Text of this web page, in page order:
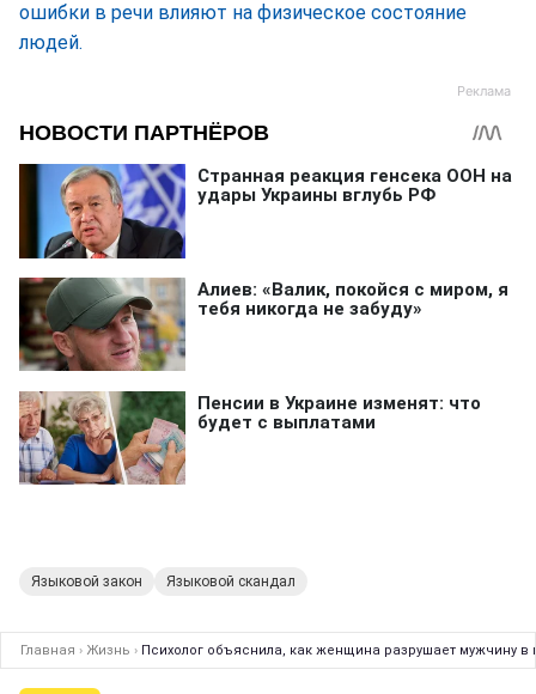
ошибки в речи влияют на физическое состояние
людей.
Языковой закон Языковой скандал
Главная › Жизнь › Психолог объяснила, как женщина разрушает мужчину в